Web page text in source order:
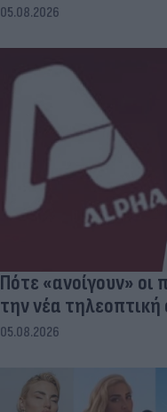
05.08.2026
Πότε «ανοίγουν» οι
την νέα τηλεοπτική
05.08.2026